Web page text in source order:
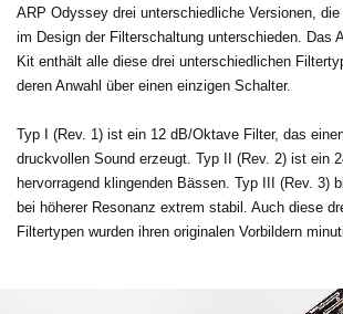
ARP Odyssey drei unterschiedliche Versionen,
im Design der Filterschaltung unterschieden. Das
Kit enthält alle diese drei unterschiedlichen
deren Anwahl über einen einzigen Schalter.
Typ I (Rev. 1) ist ein 12 dB/Oktave Filter, das
druckvollen Sound erzeugt. Typ II (Rev. 2) ist ein
hervorragend klingenden Bässen. Typ III (Rev. 3)
bei höherer Resonanz extrem stabil. Auch diese
Filtertypen wurden ihren originalen Vorbildern